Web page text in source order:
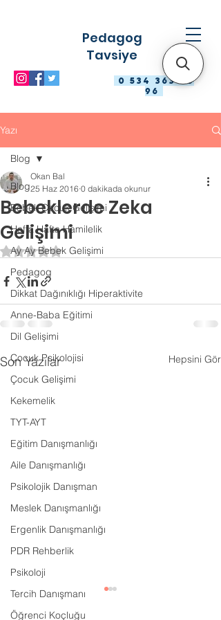
0 534 363 98
96
Pedagog
Tavsiye
Yazı
Blog
Bebek Çocuk Gelişimi
Hafta Hafta Hamilelik
Ay Ay Bebek Gelişimi
Pedagog
Dikkat Dağınıklığı Hiperaktivite
Anne-Baba Eğitimi
Dil Gelişimi
Çocuk Psikolojisi
Çocuk Gelişimi
Kekemelik
TYT-AYT
Eğitim Danışmanlığı
Aile Danışmanlığı
Psikolojik Danışman
Meslek Danışmanlığı
Ergenlik Danışmanlığı
PDR Rehberlik
Psikoloji
Tercih Danışmanı
Öğrenci Koçluğu
Blog
Bebeklerde Zeka
Gelişimi
Okan Bal
25 Haz 2016 0 dakikada okunur
5 üzerinden NaN yıldız
Son Yazılar Hepsini Gör